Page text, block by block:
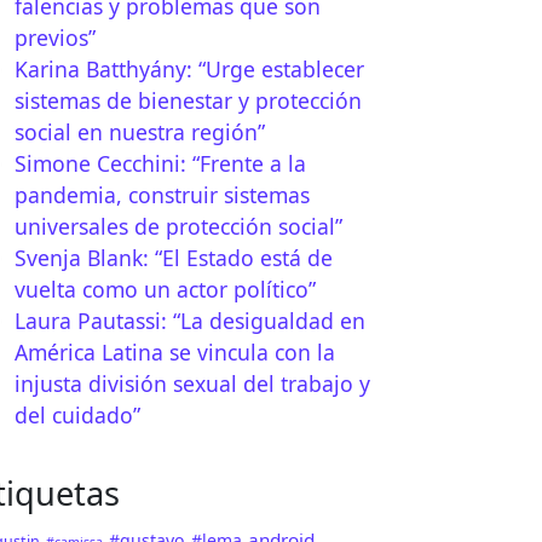
Haciendo suyo «Este tiempo»
falencias y problemas que son
previos”
Karina Batthyány: “Urge establecer
sistemas de bienestar y protección
social en nuestra región”
Simone Cecchini: “Frente a la
pandemia, construir sistemas
universales de protección social”
Svenja Blank: “El Estado está de
vuelta como un actor político”
Laura Pautassi: “La desigualdad en
América Latina se vincula con la
injusta división sexual del trabajo y
del cuidado”